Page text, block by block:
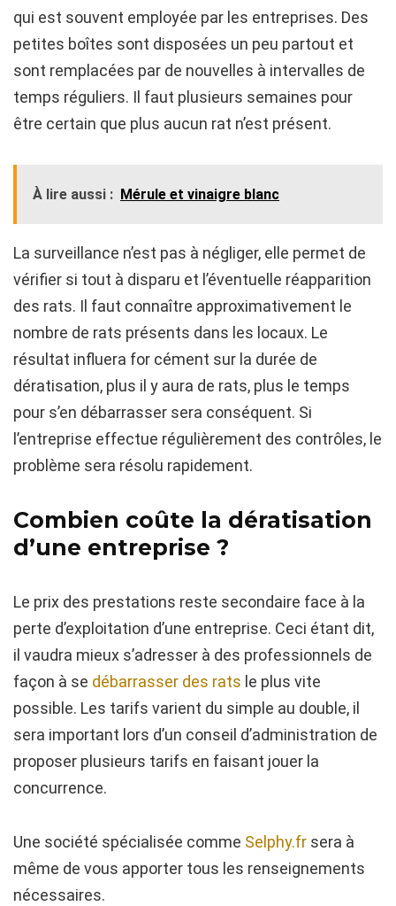
qui est souvent employée par les entreprises. Des
petites boîtes sont disposées un peu partout et
sont remplacées par de nouvelles à intervalles de
temps réguliers. Il faut plusieurs semaines pour
être certain que plus aucun rat n’est présent.
À lire aussi : Mérule et vinaigre blanc
La surveillance n’est pas à négliger, elle permet de
vérifier si tout à disparu et l’éventuelle réapparition
des rats. Il faut connaître approximativement le
nombre de rats présents dans les locaux. Le
résultat influera for cément sur la durée de
dératisation, plus il y aura de rats, plus le temps
pour s’en débarrasser sera conséquent. Si
l’entreprise effectue régulièrement des contrôles, le
problème sera résolu rapidement.
Combien coûte la dératisation
d’une entreprise ?
Le prix des prestations reste secondaire face à la
perte d’exploitation d’une entreprise. Ceci étant dit,
il vaudra mieux s’adresser à des professionnels de
façon à se débarrasser des rats le plus vite
possible. Les tarifs varient du simple au double, il
sera important lors d’un conseil d’administration de
proposer plusieurs tarifs en faisant jouer la
concurrence.
Une société spécialisée comme Selphy.fr sera à
même de vous apporter tous les renseignements
nécessaires.